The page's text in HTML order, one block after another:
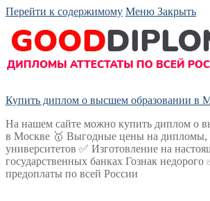
Перейти к содержимому Меню Закрыть
Купить диплом о высшем образовании в
На нашем сайте можно купить диплом о
в Москве 🥇 Выгодные цены на дипломы,
университетов ✅ Изготовление на
государственных банках Гознак недорого
предоплаты по всей России